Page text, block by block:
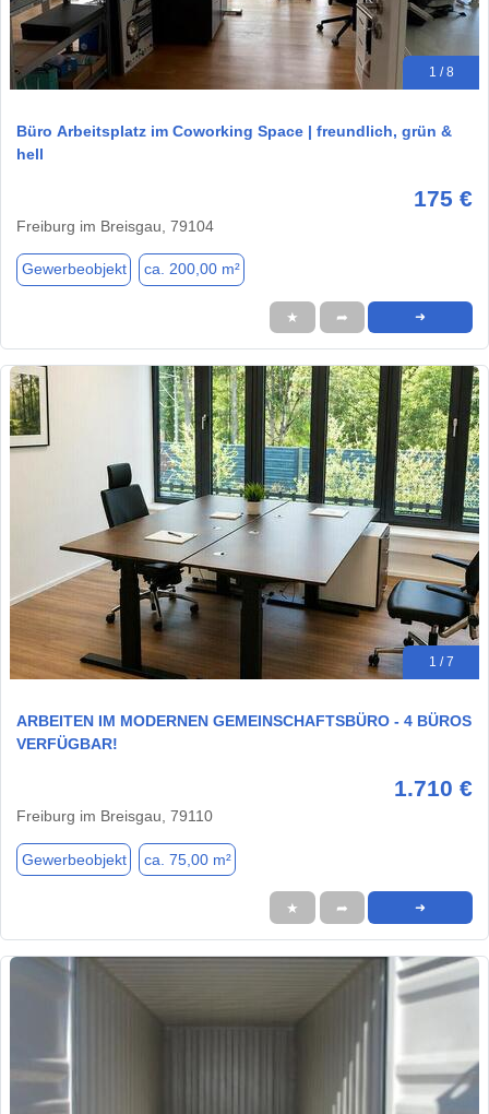
1 / 8
Büro Arbeitsplatz im Coworking Space | freundlich, grün &
hell
175 €
Freiburg im Breisgau, 79104
Gewerbeobjekt ca. 200,00 m²
★ ➦ ➜
1 / 7
ARBEITEN IM MODERNEN GEMEINSCHAFTSBÜRO - 4 BÜROS
VERFÜGBAR!
1.710 €
Freiburg im Breisgau, 79110
Gewerbeobjekt ca. 75,00 m²
★ ➦ ➜